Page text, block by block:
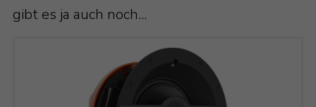
gibt es ja auch noch...